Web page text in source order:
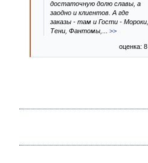
достаточную долю славы, а
заодно и клиентов. А где
заказы - там и Гости - Мороки,
Тени, Фантомы,
>>
оценка: 8